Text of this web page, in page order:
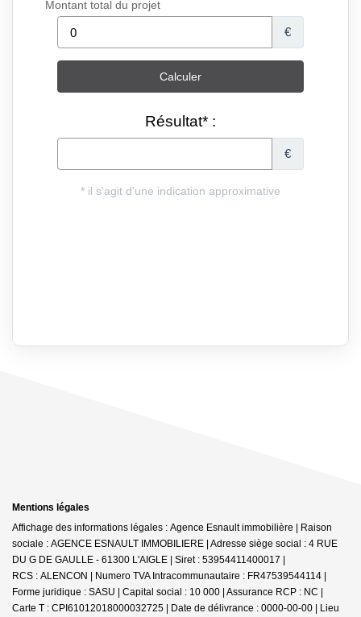
Mentions légales
Affichage des informations légales : Agence Esnault immobilière | Raison
sociale : AGENCE ESNAULT IMMOBILIERE | Adresse siège social : 4 RUE
DU G DE GAULLE - 61300 L'AIGLE | Siret : 53954411400017 |
RCS : ALENCON | Numero TVA Intracommunautaire : FR47539544114 |
Forme juridique : SASU | Capital social : 10 000 | Assurance RCP : NC |
Carte T : CPI61012018000032725 | Date de délivrance : 0000-00-00 | Lieu